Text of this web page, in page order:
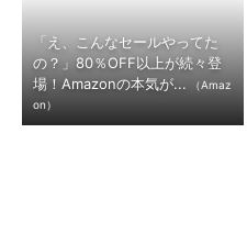
「え、こんなセールやってた
の？」80％OFF以上が続々登
場！Amazonの本気が...
（Amaz
on）